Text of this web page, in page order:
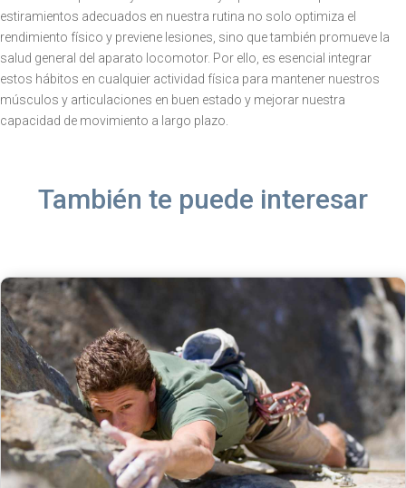
estiramientos adecuados en nuestra rutina no solo optimiza el
rendimiento físico y previene lesiones, sino que también promueve la
salud general del aparato locomotor. Por ello, es esencial integrar
estos hábitos en cualquier actividad física para mantener nuestros
músculos y articulaciones en buen estado y mejorar nuestra
capacidad de movimiento a largo plazo.
También te puede interesar